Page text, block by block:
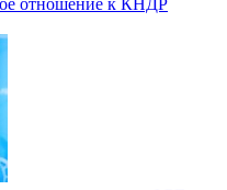
отношение к КНДР